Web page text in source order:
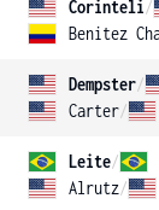
Corinteli/
Dempster/
Carter/
Leite/
Alrutz/